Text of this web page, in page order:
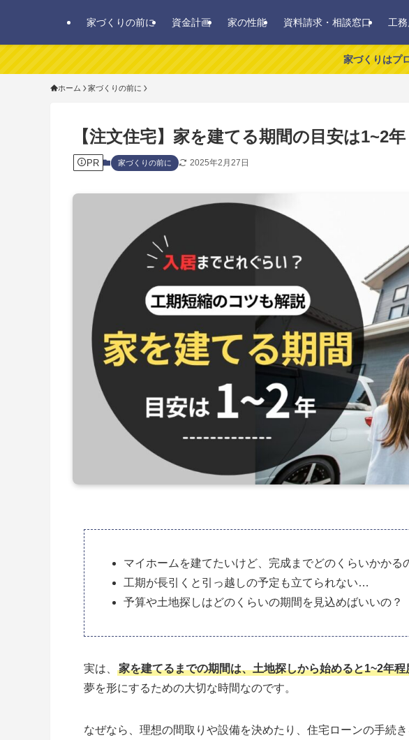
家づくりの前に 資金計画 家の性能 資料請求・相談窓口 工
家づくりはプ
ホーム 家づくりの前に
【注文住宅】家を建てる期間の目安は1~2
PR 家づくりの前に 2025年2月27日
マイホームを建てたいけど、完成までどのくらいかかる
工期が長引くと引っ越しの予定も立てられない…
予算や土地探しはどのくらいの期間を見込めばいいの？
実は、 家を建てるまでの期間は、土地探しから始めると1~2年程
夢を形にするための大切な時間なのです。
なぜなら、理想の間取りや設備を決めたり、住宅ローンの手続